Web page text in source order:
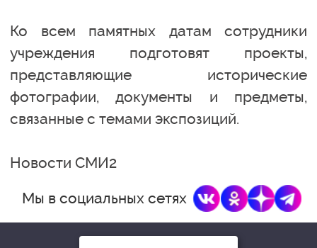
Ко всем памятных датам сотрудники
учреждения подготовят проекты,
представляющие исторические
фотографии, документы и предметы,
связанные с темами экспозиций.
Новости СМИ2
Мы в социальных сетях